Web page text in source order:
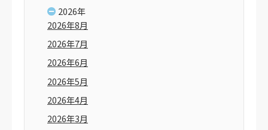
2026年
2026年8月
2026年7月
2026年6月
2026年5月
2026年4月
2026年3月